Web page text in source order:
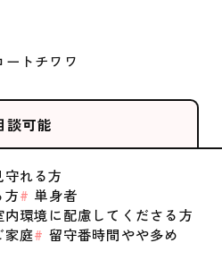
ートチワワ
談可能
れる方
方
単身者
内環境に配慮してくださる方
家庭
留守番時間やや多め